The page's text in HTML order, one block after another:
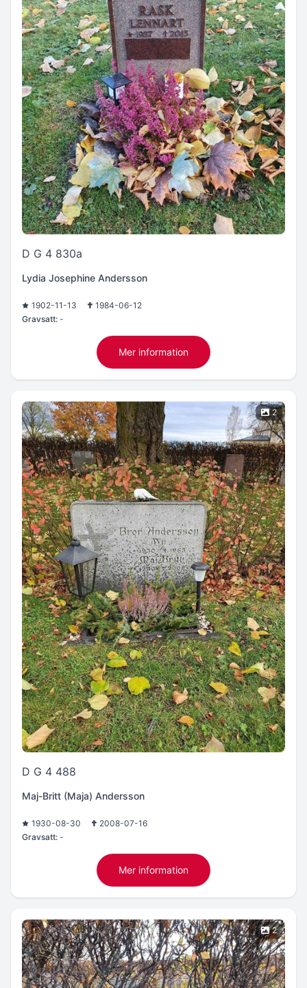
D G 4 830a
Lydia Josephine Andersson
1902-11-13
1984-06-12
Gravsatt: -
Mer information
2
D G 4 488
Maj-Britt (Maja) Andersson
1930-08-30
2008-07-16
Gravsatt: -
Mer information
2